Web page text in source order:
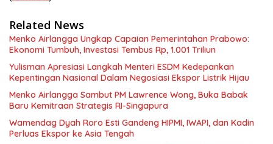
Related News
Menko Airlangga Ungkap Capaian Pemerintahan Prabowo:
Ekonomi Tumbuh, Investasi Tembus Rp, 1.001 Triliun
Yulisman Apresiasi Langkah Menteri ESDM Kedepankan
Kepentingan Nasional Dalam Negosiasi Ekspor Listrik Hijau
Menko Airlangga Sambut PM Lawrence Wong, Buka Babak
Baru Kemitraan Strategis RI-Singapura
Wamendag Dyah Roro Esti Gandeng HIPMI, IWAPI, dan Kadin
Perluas Ekspor ke Asia Tengah